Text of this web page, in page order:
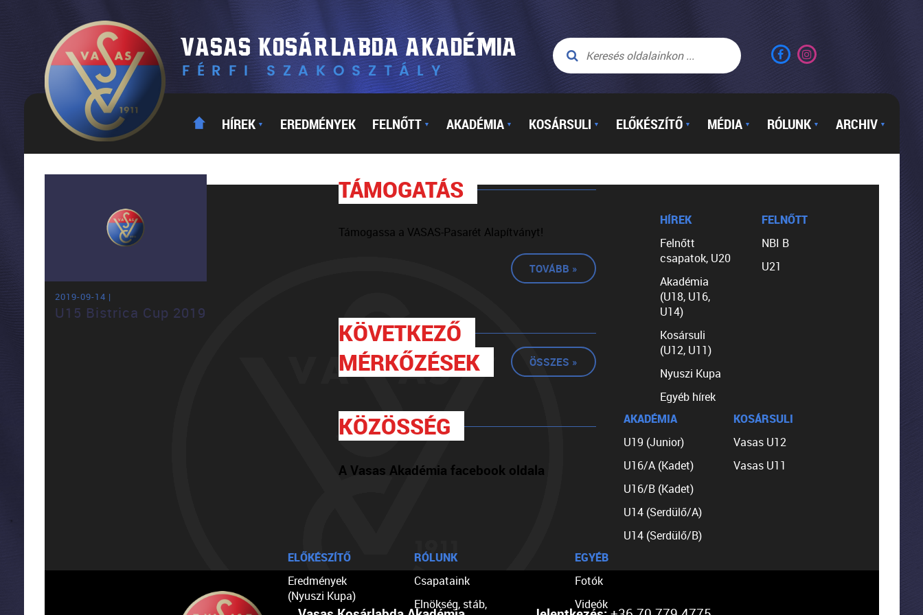
HÍREK ▼ EREDMÉNYEK FELNŐTT ▼ AKADÉMIA ▼ KOSÁRSULI ▼ ELŐKÉSZÍTŐ ▼ MÉDIA ▼ RÓLUNK ▼ ARCHIV ▼
2019-09-14 |
U15 Bistrica Cup 2019
TÁMOGATÁS
Támogassa a VASAS-Pasarét Alapítványt!
TOVÁBB »
KÖVETKEZŐ
MÉRKŐZÉSEK
ÖSSZES »
KÖZÖSSÉG
A Vasas Akadémia facebook oldala
HÍREK
Felnőtt
csapatok, U20
Akadémia
(U18, U16,
U14)
Kosársuli
(U12, U11)
Nyuszi Kupa
Egyéb hírek
FELNŐTT
NBI B
U21
AKADÉMIA
U19 (Junior)
U16/A (Kadet)
U16/B (Kadet)
U14 (Serdülő/A)
U14 (Serdülő/B)
KOSÁRSULI
Vasas U12
Vasas U11
ELŐKÉSZÍTŐ
Eredmények
(Nyuszi Kupa)
RÓLUNK
Csapataink
Elnökség, stáb,
EGYÉB
Fotók
Videók